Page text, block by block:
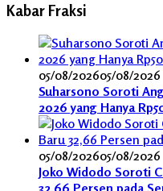
Kabar Fraksi
05/08/202605/08/2026
Suharsono Soroti
2026 yang Hanya
05/08/202605/08/2026
Joko Widodo Soroti
32,66 Persen pada